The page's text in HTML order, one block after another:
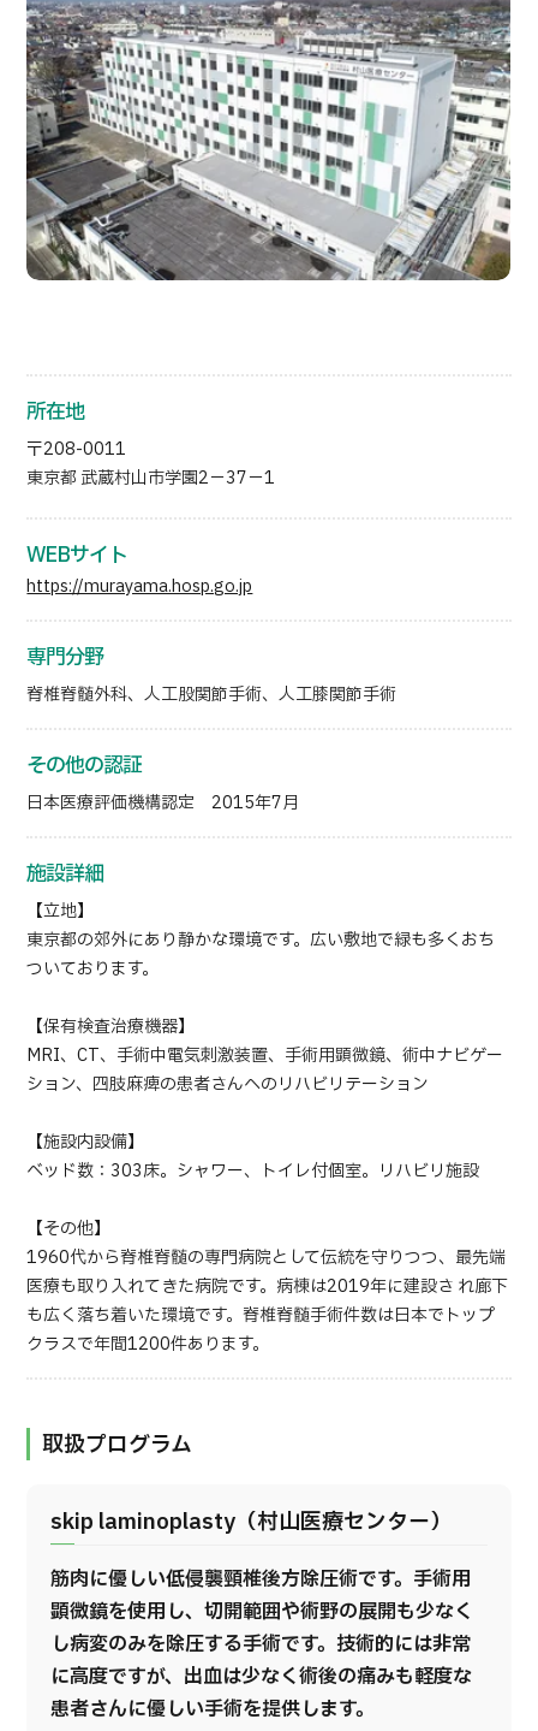
ガイドラインポリシー
JTBのガバナンス
日本語 ENGLISH 中文 Tiếng Việt
お問い合わせ
所在地
〒208-0011
東京都 武蔵村山市学園2－37－1
WEBサイト
https://murayama.hosp.go.jp
専門分野
脊椎脊髄外科、人工股関節手術、人工膝関節手術
その他の認証
日本医療評価機構認定 2015年7月
施設詳細
【立地】
東京都の郊外にあり静かな環境です。広い敷地で緑も多くおち
ついております。
【保有検査治療機器】
MRI、CT、手術中電気刺激装置、手術用顕微鏡、術中ナビゲー
ション、四肢麻痺の患者さんへのリハビリテーション
【施設内設備】
ベッド数：303床。シャワー、トイレ付個室。リハビリ施設
【その他】
1960代から脊椎脊髄の専門病院として伝統を守りつつ、最先端
医療も取り入れてきた病院です。病棟は2019年に建設さ れ廊下
も広く落ち着いた環境です。脊椎脊髄手術件数は日本でトップ
クラスで年間1200件あります。
取扱プログラム
skip laminoplasty（村山医療センター）
筋肉に優しい低侵襲頸椎後方除圧術です。手術用
顕微鏡を使用し、切開範囲や術野の展開も少なく
し病変のみを除圧する手術です。技術的には非常
に高度ですが、出血は少なく術後の痛みも軽度な
患者さんに優しい手術を提供します。